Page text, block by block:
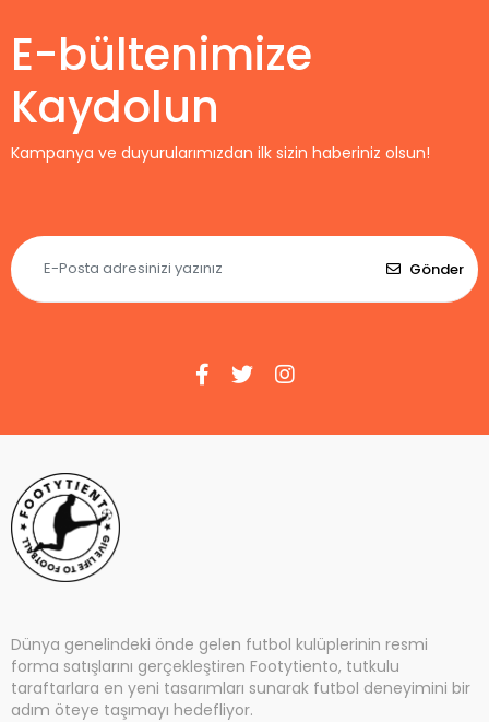
E-bültenimize
Kaydolun
Kampanya ve duyurularımızdan ilk sizin haberiniz olsun!
Gönder
Dünya genelindeki önde gelen futbol kulüplerinin resmi
forma satışlarını gerçekleştiren Footytiento, tutkulu
taraftarlara en yeni tasarımları sunarak futbol deneyimini bir
adım öteye taşımayı hedefliyor.